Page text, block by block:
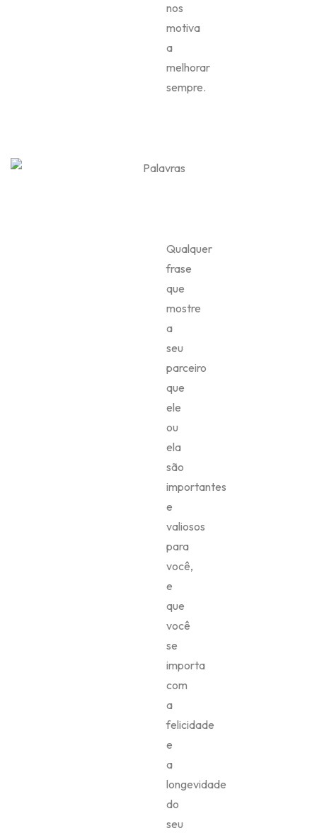
nos
motiva
a
melhorar
sempre.
Qualquer
frase
que
mostre
a
seu
parceiro
que
ele
ou
ela
são
importantes
e
valiosos
para
você,
e
que
você
se
importa
com
a
felicidade
e
a
longevidade
do
seu